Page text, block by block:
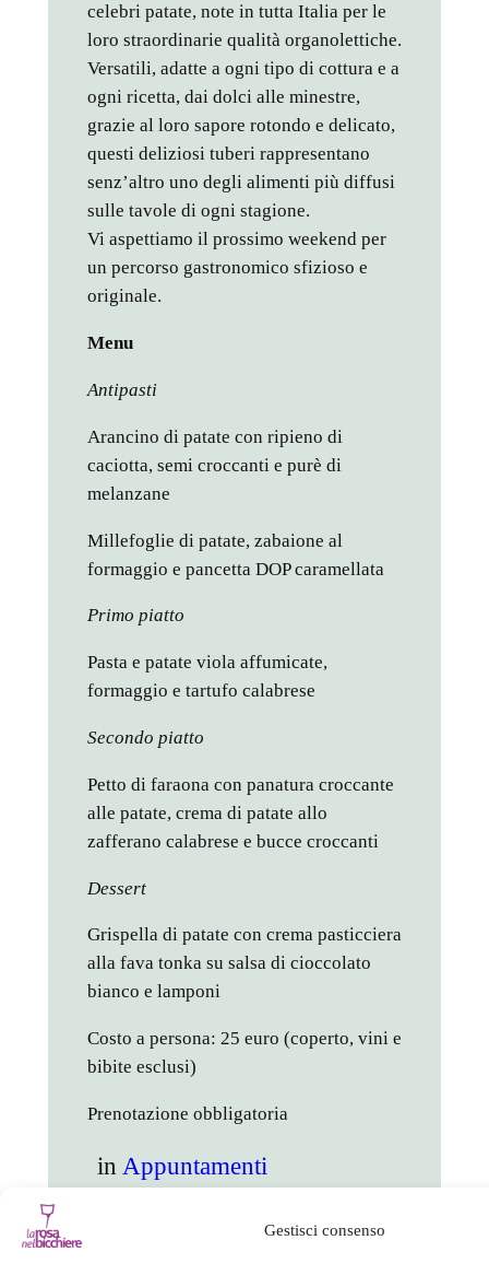
Gestisci consenso
celebri patate, note in tutta Italia per le
loro straordinarie qualità organolettiche.
Versatili, adatte a ogni tipo di cottura e a
ogni ricetta, dai dolci alle minestre,
grazie al loro sapore rotondo e delicato,
questi deliziosi tuberi rappresentano
senz’altro uno degli alimenti più diffusi
sulle tavole di ogni stagione.
Vi aspettiamo il prossimo weekend per
un percorso gastronomico sfizioso e
originale.
Menu
Antipasti
Arancino di patate con ripieno di
caciotta, semi croccanti e purè di
melanzane
Millefoglie di patate, zabaione al
formaggio e pancetta DOP caramellata
Primo piatto
Pasta e patate viola affumicate,
formaggio e tartufo calabrese
Secondo piatto
Petto di faraona con panatura croccante
alle patate, crema di patate allo
zafferano calabrese e bucce croccanti
Dessert
Grispella di patate con crema pasticciera
alla fava tonka su salsa di cioccolato
bianco e lamponi
Costo a persona: 25 euro (coperto, vini e
bibite esclusi)
Prenotazione obbligatoria
in Appuntamenti
telegram
pinterest email link